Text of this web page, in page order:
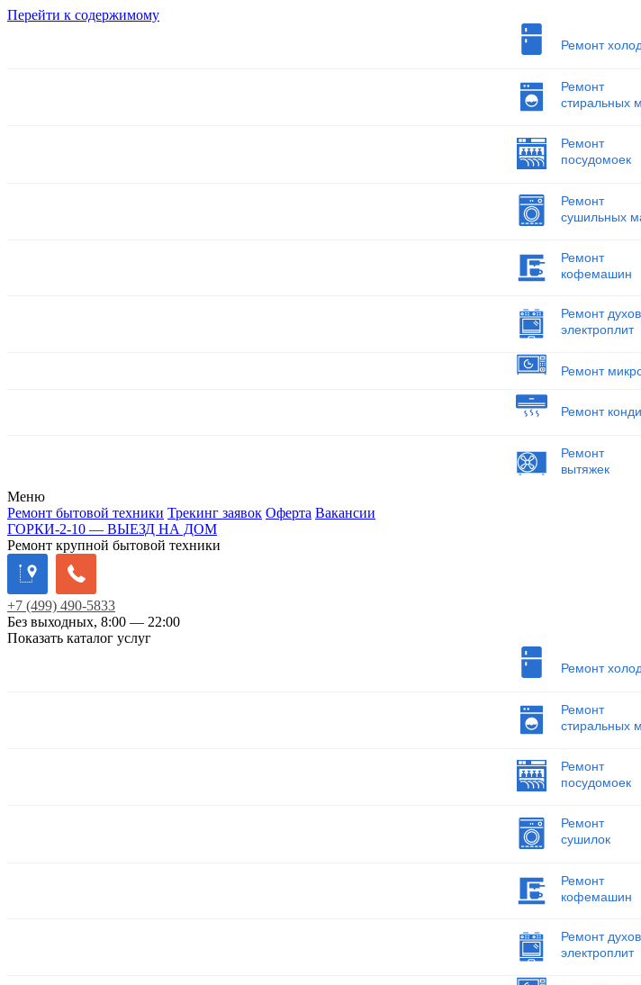
Перейти к содержимому
Ремонт
Ремонт
стиральных
Ремонт
посудомоек
Ремонт
сушильных
Ремонт
кофемашин
Ремонт
электроплит
Ремонт
Ремонт
Ремонт
вытяжек
Меню
Ремонт бытовой техники Трекинг заявок Оферта Вакансии
ГОРКИ-2-10 — ВЫЕЗД НА ДОМ
Ремонт крупной бытовой техники
+7 (499) 490-5833
Без выходных, 8:00 — 22:00
Показать каталог услуг
Ремонт
Ремонт
стиральных
Ремонт
посудомоек
Ремонт
сушилок
Ремонт
кофемашин
Ремонт
электроплит